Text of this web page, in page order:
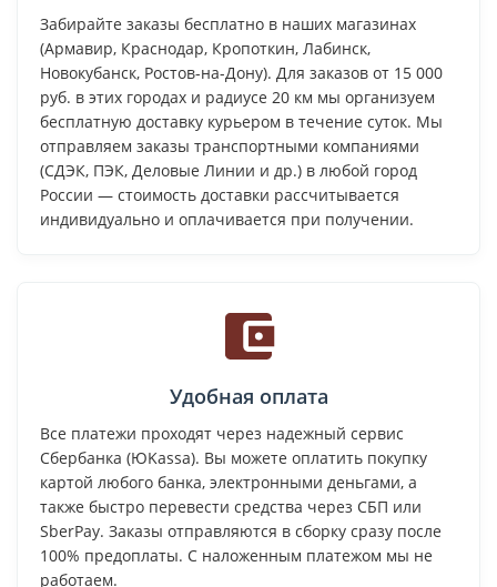
Забирайте заказы бесплатно в наших магазинах
(Армавир, Краснодар, Кропоткин, Лабинск,
Новокубанск, Ростов-на-Дону). Для заказов от 15 000
руб. в этих городах и радиусе 20 км мы организуем
бесплатную доставку курьером в течение суток. Мы
отправляем заказы транспортными компаниями
(СДЭК, ПЭК, Деловые Линии и др.) в любой город
России — стоимость доставки рассчитывается
индивидуально и оплачивается при получении.
Удобная оплата
Все платежи проходят через надежный сервис
Сбербанка (ЮKassa). Вы можете оплатить покупку
картой любого банка, электронными деньгами, а
также быстро перевести средства через СБП или
SberPay. Заказы отправляются в сборку сразу после
100% предоплаты. С наложенным платежом мы не
работаем.